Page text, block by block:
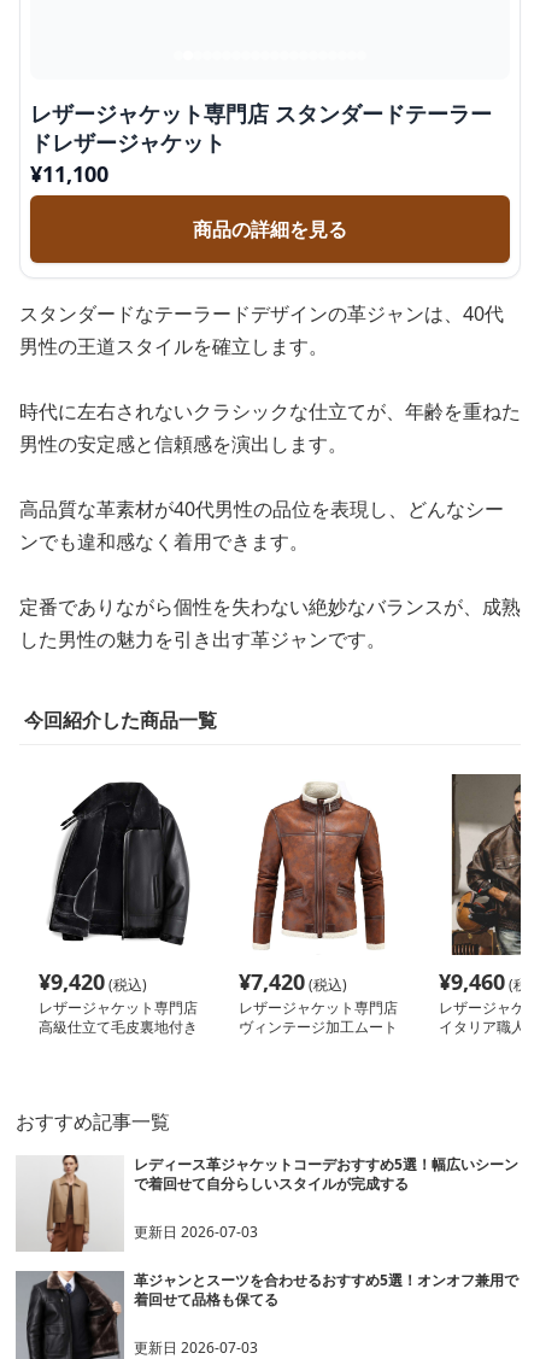
レザージャケット専門店 スタンダードテーラー
ドレザージャケット
¥11,100
商品の詳細を見る
スタンダードなテーラードデザインの革ジャンは、40代
男性の王道スタイルを確立します。
時代に左右されないクラシックな仕立てが、年齢を重ねた
男性の安定感と信頼感を演出します。
高品質な革素材が40代男性の品位を表現し、どんなシー
ンでも違和感なく着用できます。
定番でありながら個性を失わない絶妙なバランスが、成熟
した男性の魅力を引き出す革ジャンです。
今回紹介した商品一覧
¥9,420(税込)
レザージャケット専門店
高級仕立て毛皮裏地付き
¥7,420(税込)
レザージャケット専門店
ヴィンテージ加工ムート
¥9,460(税
レザージャケ
イタリア職人
おすすめ記事一覧
レディース革ジャケットコーデおすすめ5選！幅広いシーン
で着回せて自分らしいスタイルが完成する
更新日2026-07-03
革ジャンとスーツを合わせるおすすめ5選！オンオフ兼用で
着回せて品格も保てる
更新日2026-07-03